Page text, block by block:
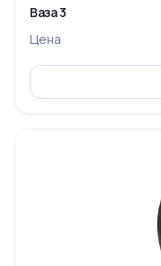
Ваза 3
Цена